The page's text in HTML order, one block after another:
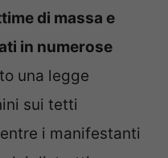
di massa e
in numerose
una legge
sui tetti
i manifestanti